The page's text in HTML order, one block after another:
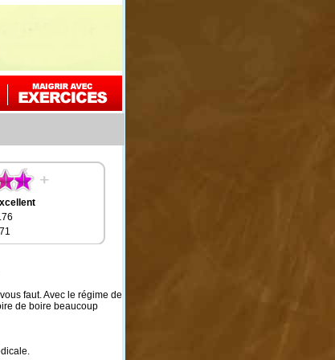
faut. Avec le régime de
de boire beaucoup